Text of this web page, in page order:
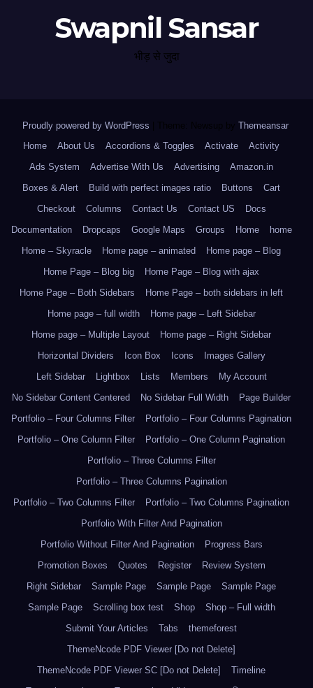
Swapnil Sansar
भीड़ से जुदा
Proudly powered by WordPress Theme: Newsup by Themeansar.
Home
About Us Accordions & Toggles Activate
Activity
Ads System
Advertise With Us Advertising
Amazon.in
Boxes & Alert
Build with perfect images ratio Buttons
Cart
Checkout
Columns Contact Us Contact US
Docs
Documentation
Dropcaps Google Maps Groups Home
home
Home – Skyracle
Home page – animated
Home page – Blog
Home Page – Blog big
Home Page – Blog with ajax
Home Page – Both Sidebars
Home Page – both sidebars in left
Home page – full width
Home page – Left Sidebar
Home page – Multiple Layout
Home page – Right Sidebar
Horizontal Dividers
Icon Box Icons
Images Gallery
Left Sidebar
Lightbox Lists Members
My Account
No Sidebar Content Centered
No Sidebar Full Width
Page Builder
Portfolio – Four Columns Filter
Portfolio – Four Columns Pagination
Portfolio – One Column Filter
Portfolio – One Column Pagination
Portfolio – Three Columns Filter
Portfolio – Three Columns Pagination
Portfolio – Two Columns Filter
Portfolio – Two Columns Pagination
Portfolio With Filter And Pagination
Portfolio Without Filter And Pagination
Progress Bars
Promotion Boxes
Quotes Register
Review System
Right Sidebar
Sample Page Sample Page
Sample Page
Sample Page
Scrolling box test Shop
Shop – Full width
Submit Your Articles
Tabs
themeforest
ThemeNcode PDF Viewer [Do not Delete]
ThemeNcode PDF Viewer SC [Do not Delete]
Timeline